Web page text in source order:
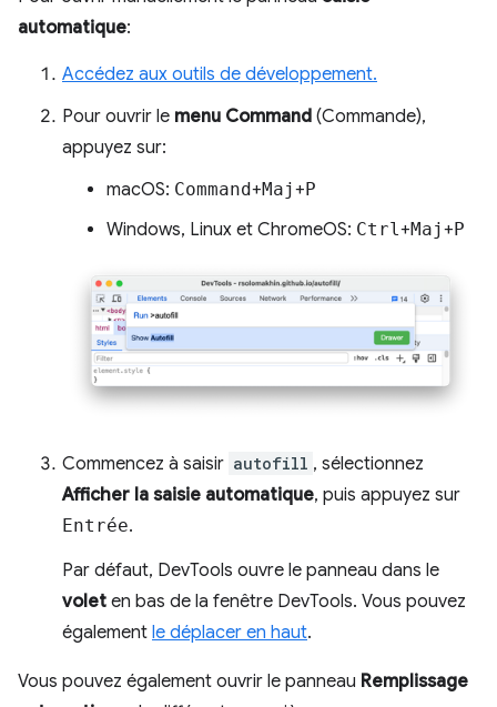
automatique:
Accédez aux outils de développement.
Pour ouvrir le menu Command (Commande),
appuyez sur:
macOS: Command+Maj+P
Windows, Linux et ChromeOS: Ctrl+Maj+P
Commencez à saisir autofill , sélectionnez
Afficher la saisie automatique, puis appuyez sur
Entrée.
Par défaut, DevTools ouvre le panneau dans le
volet en bas de la fenêtre DevTools. Vous pouvez
également le déplacer en haut.
Vous pouvez également ouvrir le panneau Remplissage